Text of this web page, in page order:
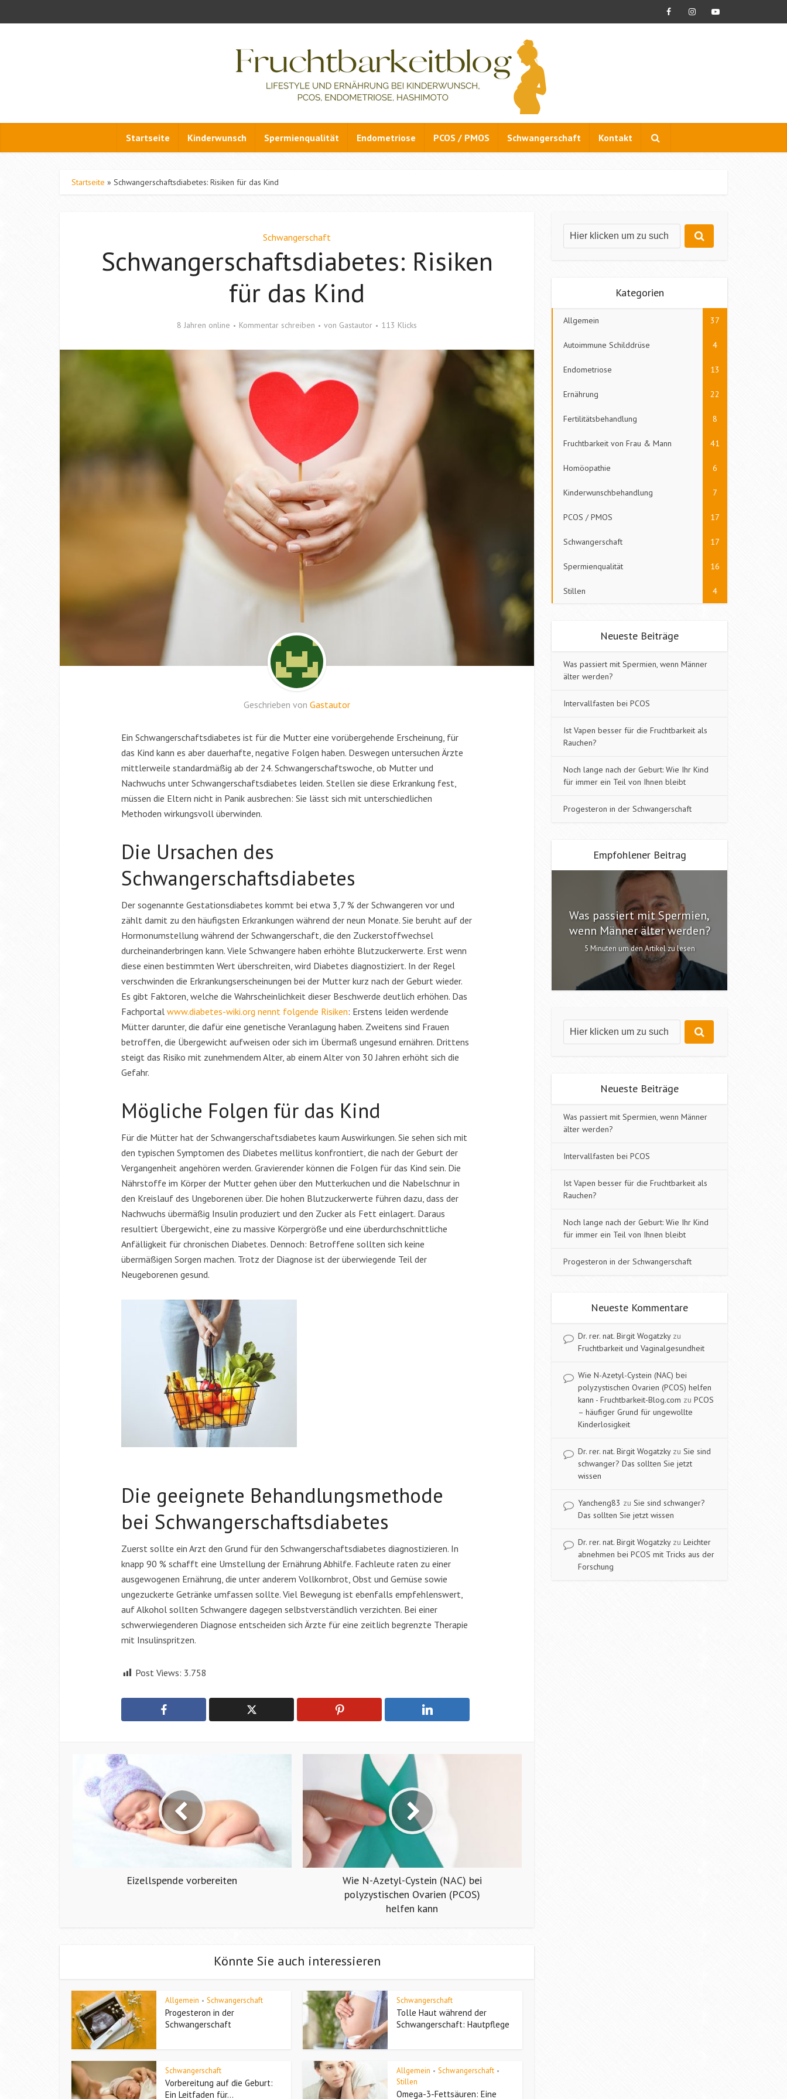
Startseite Kinderwunsch Spermienqualität Endometriose PCOS / PMOS Schwangerschaft Kontakt
Startseite » Schwangerschaftsdiabetes: Risiken für das Kind
Schwangerschaft
Schwangerschaftsdiabetes: Risiken
für das Kind
8 Jahren online Kommentar schreiben von Gastautor 113 Klicks
Geschrieben von Gastautor
Ein Schwangerschaftsdiabetes ist für die Mutter eine vorübergehende Erscheinung, für
das Kind kann es aber dauerhafte, negative Folgen haben. Deswegen untersuchen Ärzte
mittlerweile standardmäßig ab der 24. Schwangerschaftswoche, ob Mutter und
Nachwuchs unter Schwangerschaftsdiabetes leiden. Stellen sie diese Erkrankung fest,
müssen die Eltern nicht in Panik ausbrechen: Sie lässt sich mit unterschiedlichen
Methoden wirkungsvoll überwinden.
Die Ursachen des
Schwangerschaftsdiabetes
Der sogenannte Gestationsdiabetes kommt bei etwa 3,7 % der Schwangeren vor und
zählt damit zu den häufigsten Erkrankungen während der neun Monate. Sie beruht auf der
Hormonumstellung während der Schwangerschaft, die den Zuckerstoffwechsel
durcheinanderbringen kann. Viele Schwangere haben erhöhte Blutzuckerwerte. Erst wenn
diese einen bestimmten Wert überschreiten, wird Diabetes diagnostiziert. In der Regel
verschwinden die Erkrankungserscheinungen bei der Mutter kurz nach der Geburt wieder.
Es gibt Faktoren, welche die Wahrscheinlichkeit dieser Beschwerde deutlich erhöhen. Das
Fachportal www.diabetes-wiki.org nennt folgende Risiken: Erstens leiden werdende
Mütter darunter, die dafür eine genetische Veranlagung haben. Zweitens sind Frauen
betroffen, die Übergewicht aufweisen oder sich im Übermaß ungesund ernähren. Drittens
steigt das Risiko mit zunehmendem Alter, ab einem Alter von 30 Jahren erhöht sich die
Gefahr.
Mögliche Folgen für das Kind
Für die Mütter hat der Schwangerschaftsdiabetes kaum Auswirkungen. Sie sehen sich mit
den typischen Symptomen des Diabetes mellitus konfrontiert, die nach der Geburt der
Vergangenheit angehören werden. Gravierender können die Folgen für das Kind sein. Die
Nährstoffe im Körper der Mutter gehen über den Mutterkuchen und die Nabelschnur in
den Kreislauf des Ungeborenen über. Die hohen Blutzuckerwerte führen dazu, dass der
Nachwuchs übermäßig Insulin produziert und den Zucker als Fett einlagert. Daraus
resultiert Übergewicht, eine zu massive Körpergröße und eine überdurchschnittliche
Anfälligkeit für chronischen Diabetes. Dennoch: Betroffene sollten sich keine
übermäßigen Sorgen machen. Trotz der Diagnose ist der überwiegende Teil der
Neugeborenen gesund.
Die geeignete Behandlungsmethode
bei Schwangerschaftsdiabetes
Zuerst sollte ein Arzt den Grund für den Schwangerschaftsdiabetes diagnostizieren. In
knapp 90 % schafft eine Umstellung der Ernährung Abhilfe. Fachleute raten zu einer
ausgewogenen Ernährung, die unter anderem Vollkornbrot, Obst und Gemüse sowie
ungezuckerte Getränke umfassen sollte. Viel Bewegung ist ebenfalls empfehlenswert,
auf Alkohol sollten Schwangere dagegen selbstverständlich verzichten. Bei einer
schwerwiegenderen Diagnose entscheiden sich Ärzte für eine zeitlich begrenzte Therapie
mit Insulinspritzen.
Post Views: 3.758
Eizellspende vorbereiten
Wie N-Azetyl-Cystein (NAC) bei
polyzystischen Ovarien (PCOS)
helfen kann
Könnte Sie auch interessieren
Allgemein • Schwangerschaft
Progesteron in der
Schwangerschaft
Schwangerschaft
Tolle Haut während der
Schwangerschaft: Hautpflege
Schwangerschaft
Vorbereitung auf die Geburt:
Ein Leitfaden für...
Allgemein • Schwangerschaft •
Stillen
Omega-3-Fettsäuren: Eine
Kategorien
Allgemein 37
Autoimmune Schilddrüse 4
Endometriose 13
Ernährung 22
Fertilitätsbehandlung 8
Fruchtbarkeit von Frau & Mann 41
Homöopathie 6
Kinderwunschbehandlung 7
PCOS / PMOS 17
Schwangerschaft 17
Spermienqualität 16
Stillen 4
Neueste Beiträge
Was passiert mit Spermien, wenn Männer
älter werden?
Intervallfasten bei PCOS
Ist Vapen besser für die Fruchtbarkeit als
Rauchen?
Noch lange nach der Geburt: Wie Ihr Kind
für immer ein Teil von Ihnen bleibt
Progesteron in der Schwangerschaft
Empfohlener Beitrag
Intervallfasten bei PCOS
6 Minuten um den Artikel zu lesen
Ist Vapen besser für die
Fruchtbarkeit als Rauchen?
3 Minuten um den Artikel zu lesen
Was passiert mit Spermien,
wenn Männer älter werden?
5 Minuten um den Artikel zu lesen
Neueste Beiträge
Was passiert mit Spermien, wenn Männer
älter werden?
Intervallfasten bei PCOS
Ist Vapen besser für die Fruchtbarkeit als
Rauchen?
Noch lange nach der Geburt: Wie Ihr Kind
für immer ein Teil von Ihnen bleibt
Progesteron in der Schwangerschaft
Neueste Kommentare
Dr. rer. nat. Birgit Wogatzkyzu
Fruchtbarkeit und Vaginalgesundheit
Wie N-Azetyl-Cystein (NAC) bei
polyzystischen Ovarien (PCOS) helfen
kann - Fruchtbarkeit-Blog.com zu PCOS
– häufiger Grund für ungewollte
Kinderlosigkeit
Dr. rer. nat. Birgit Wogatzkyzu Sie sind
schwanger? Das sollten Sie jetzt
wissen
Yancheng83 zu Sie sind schwanger?
Das sollten Sie jetzt wissen
Dr. rer. nat. Birgit Wogatzkyzu Leichter
abnehmen bei PCOS mit Tricks aus der
Forschung